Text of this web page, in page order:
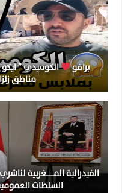
برافو
الكوميدي ”
مناطق
الفيدرالية المــــــغربية
السلطات